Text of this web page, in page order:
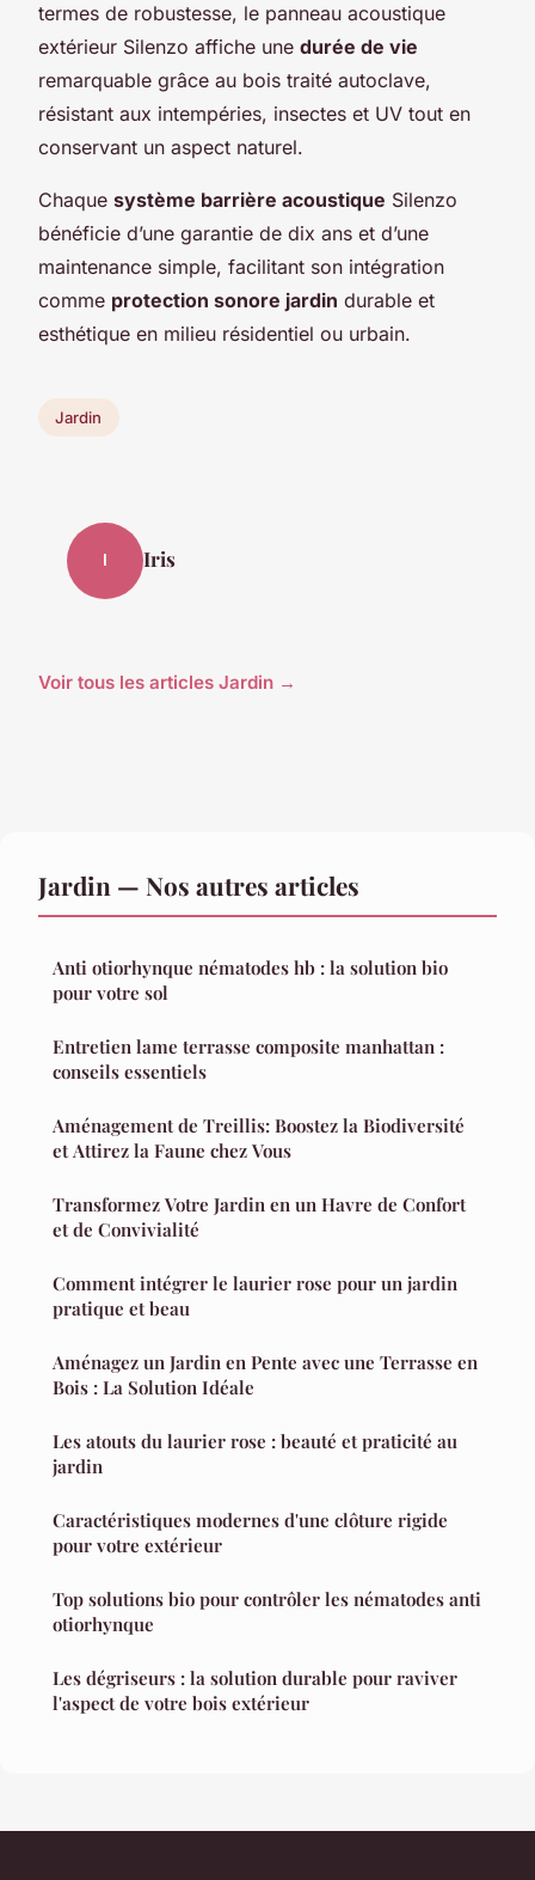
termes de robustesse, le panneau acoustique
extérieur Silenzo affiche une durée de vie
remarquable grâce au bois traité autoclave,
résistant aux intempéries, insectes et UV tout en
conservant un aspect naturel.
Chaque système barrière acoustique Silenzo
bénéficie d’une garantie de dix ans et d’une
maintenance simple, facilitant son intégration
comme protection sonore jardin durable et
esthétique en milieu résidentiel ou urbain.
Jardin
I Iris
Voir tous les articles Jardin →
Jardin — Nos autres articles
Anti otiorhynque nématodes hb : la solution bio
pour votre sol
Entretien lame terrasse composite manhattan :
conseils essentiels
Aménagement de Treillis: Boostez la Biodiversité
et Attirez la Faune chez Vous
Transformez Votre Jardin en un Havre de Confort
et de Convivialité
Comment intégrer le laurier rose pour un jardin
pratique et beau
Aménagez un Jardin en Pente avec une Terrasse en
Bois : La Solution Idéale
Les atouts du laurier rose : beauté et praticité au
jardin
Caractéristiques modernes d'une clôture rigide
pour votre extérieur
Top solutions bio pour contrôler les nématodes anti
otiorhynque
Les dégriseurs : la solution durable pour raviver
l'aspect de votre bois extérieur